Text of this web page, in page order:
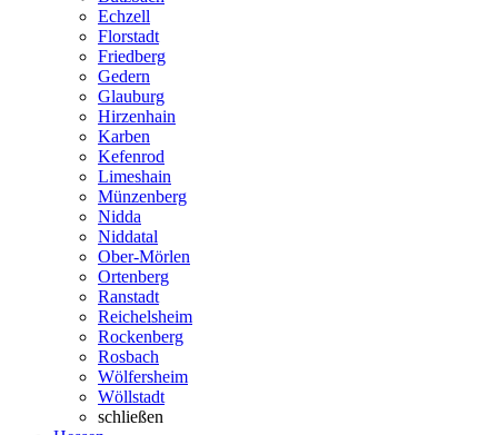
Echzell
Florstadt
Friedberg
Gedern
Glauburg
Hirzenhain
Karben
Kefenrod
Limeshain
Münzenberg
Nidda
Niddatal
Ober-Mörlen
Ortenberg
Ranstadt
Reichelsheim
Rockenberg
Rosbach
Wölfersheim
Wöllstadt
schließen